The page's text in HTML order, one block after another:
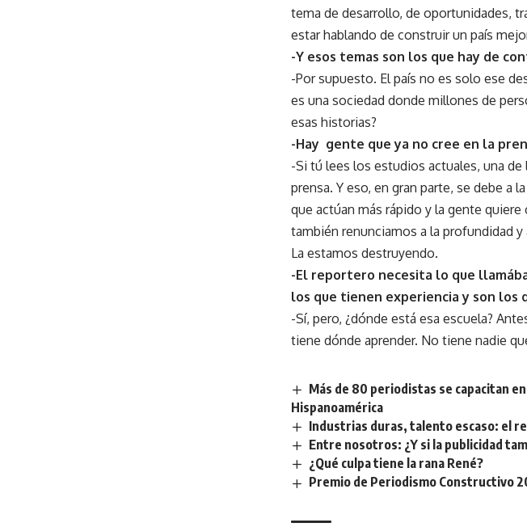
tema de desarrollo, de oportunidades,
estar hablando de construir un país
-Y esos temas son los que hay de
-Por supuesto. El país no es solo ese
es una sociedad donde millones de
esas historias?
-Hay gente que ya no cree en la
-Si tú lees los estudios actuales, una
prensa. Y eso, en gran parte, se debe a
que actúan más rápido y la gente
también renunciamos a la profundidad
La estamos destruyendo.
-El reportero necesita lo que
los que tienen experiencia y son los
-Sí, pero, ¿dónde está esa escuela?
tiene dónde aprender. No tiene nadie
Más de 80 periodistas se capacitan
Hispanoamérica
Industrias duras, talento escaso: el
Entre nosotros: ¿Y si la publicidad
¿Qué culpa tiene la rana René?
Premio de Periodismo Constructivo